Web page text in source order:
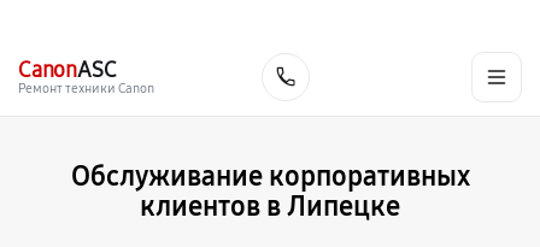
CanonASC
Ремонт техники Canon
Обслуживание корпоративных
клиентов в Липецке